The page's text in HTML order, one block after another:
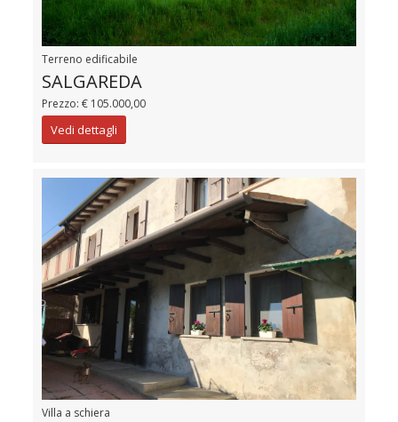
Terreno edificabile
SALGAREDA
Prezzo: € 105.000,00
Vedi dettagli
Villa a schiera